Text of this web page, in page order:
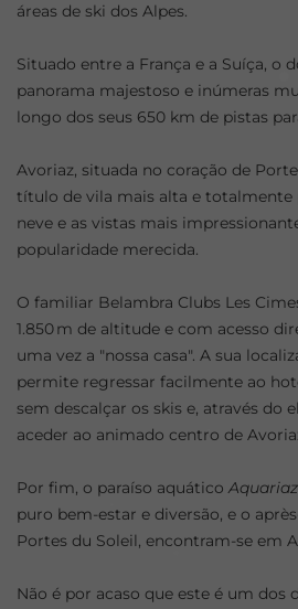
áreas de ski dos Alpes.
Situado entre a França e a Suíça, o
panorama majestoso e inúmeras
longo dos seus 650 km de pistas
Avoriaz, situada no coração de
título de vila mais alta e totalmente
neve e as vistas mais
popularidade merecida.
O familiar Belambra Clubs Les
1.850 m de altitude e com acesso
uma vez a "nossa casa". A sua
permite regressar facilmente ao
sem descalçar os skis e, através do
aceder ao animado centro de
Por fim, o paraíso aquáticoAquariaz
puro bem-estar e diversão, e o
Portes du Soleil, encontram-se em
Não é por acaso que este é um dos